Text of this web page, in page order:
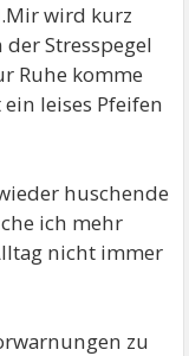
wird kurz
Stresspegel
Ruhe komme
leises Pfeifen
huschende
ich mehr
nicht immer
zu